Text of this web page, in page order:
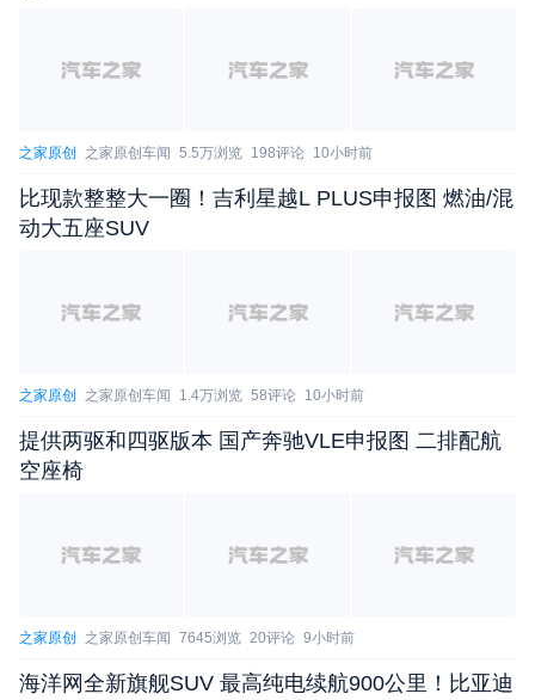
之家原创 之家原创车闻 5.5万浏览 198评论 10小时前
比现款整整大一圈！吉利星越L PLUS申报图 燃油/混
动大五座SUV
之家原创 之家原创车闻 1.4万浏览 58评论 10小时前
提供两驱和四驱版本 国产奔驰VLE申报图 二排配航
空座椅
之家原创 之家原创车闻 7645浏览 20评论 9小时前
海洋网全新旗舰SUV 最高纯电续航900公里！比亚迪